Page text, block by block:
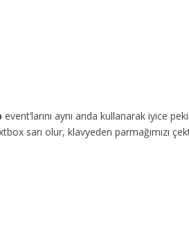
event’larını aynı anda kullanarak iyice
sarı olur, klavyeden parmağımızı